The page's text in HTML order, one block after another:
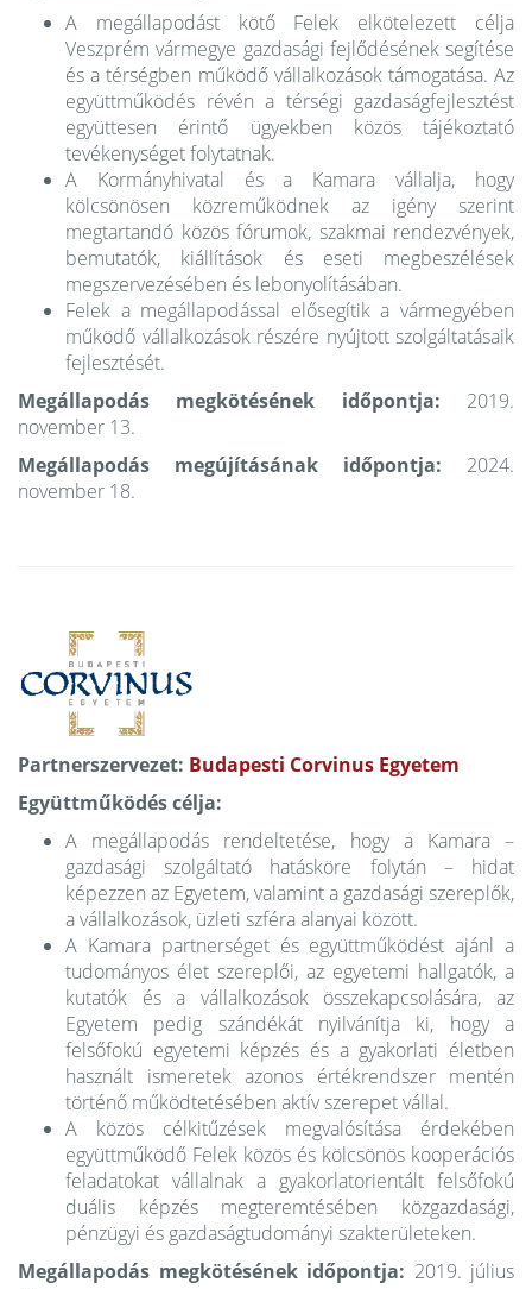
A megállapodást kötő Felek elkötelezett célja
Veszprém vármegye gazdasági fejlődésének segítése
és a térségben működő vállalkozások támogatása. Az
együttműködés révén a térségi gazdaságfejlesztést
együttesen érintő ügyekben közös tájékoztató
tevékenységet folytatnak.
A Kormányhivatal és a Kamara vállalja, hogy
kölcsönösen közreműködnek az igény szerint
megtartandó közös fórumok, szakmai rendezvények,
bemutatók, kiállítások és eseti megbeszélések
megszervezésében és lebonyolításában.
Felek a megállapodással elősegítik a vármegyében
működő vállalkozások részére nyújtott szolgáltatásaik
fejlesztését.
Megállapodás megkötésének időpontja: 2019.
november 13.
Megállapodás megújításának időpontja: 2024.
november 18.
Partnerszervezet: Budapesti Corvinus Egyetem
Együttműködés célja:
A megállapodás rendeltetése, hogy a Kamara –
gazdasági szolgáltató hatásköre folytán – hidat
képezzen az Egyetem, valamint a gazdasági szereplők,
a vállalkozások, üzleti szféra alanyai között.
A Kamara partnerséget és együttműködést ajánl a
tudományos élet szereplői, az egyetemi hallgatók, a
kutatók és a vállalkozások összekapcsolására, az
Egyetem pedig szándékát nyilvánítja ki, hogy a
felsőfokú egyetemi képzés és a gyakorlati életben
használt ismeretek azonos értékrendszer mentén
történő működtetésében aktív szerepet vállal.
A közös célkitűzések megvalósítása érdekében
együttműködő Felek közös és kölcsönös kooperációs
feladatokat vállalnak a gyakorlatorientált felsőfokú
duális képzés megteremtésében közgazdasági,
pénzügyi és gazdaságtudományi szakterületeken.
Megállapodás megkötésének időpontja: 2019. július